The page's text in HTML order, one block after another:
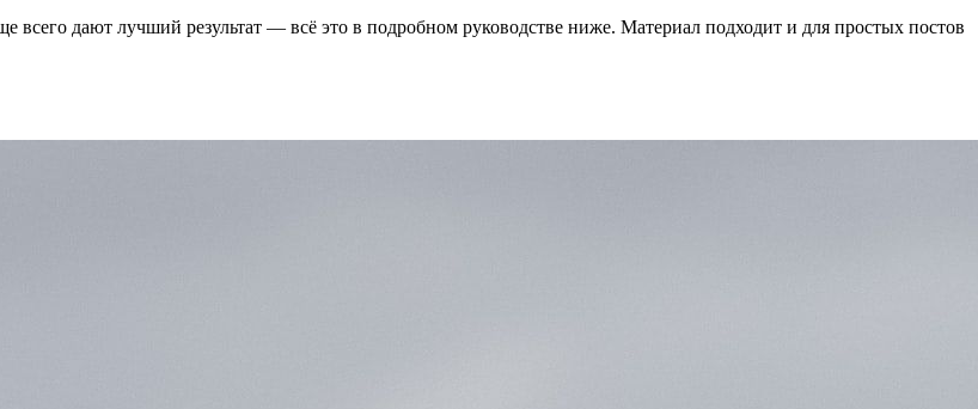
всего дают лучший результат — всё это в подробном руководстве ниже. Материал подходит и для простых постов